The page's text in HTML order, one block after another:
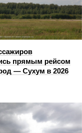
прямым рейсом
— Сухум в 2026